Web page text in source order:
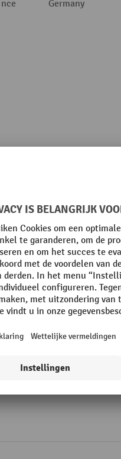
trapeziumvormig, om
Uit de categorie: Stootranden